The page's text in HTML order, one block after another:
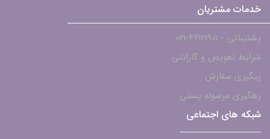
خدمات مشتریان
پشتیبانی - ۴۶۱۲۱۹۰۱-021
شرایط تعویض و گارانتی
پیگیری سفارش
رهگیری مرسوله پستی
شبکه های اجتماعی